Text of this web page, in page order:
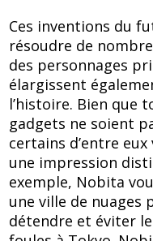
Ces inventions du
résoudre de
des personnages
élargissent
l’histoire. Bien que
gadgets ne soient
certains d’entre
une impression
exemple, Nobita
une ville de nuages
détendre et éviter